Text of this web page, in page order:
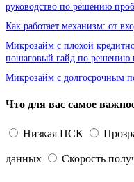
руководство по решению
Как работает механизм: от
Микрозайм с плохой
пошаговый гайд по решению
Микрозайм с долгосрочным
Что для вас самое
Низкая ПСК
данных Скорость